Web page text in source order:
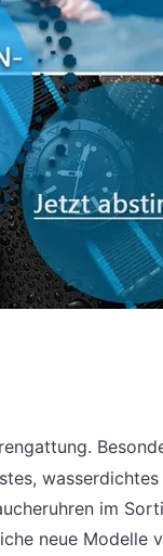
im
neue Modelle